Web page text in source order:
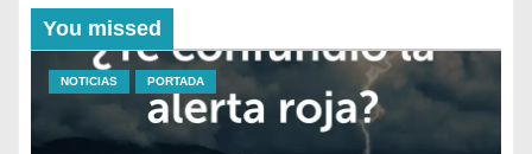
You missed
NOTICIAS PORTADA